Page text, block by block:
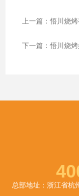
上一篇：悟川烧
下一篇：悟川烧
总部地址：浙江省杭